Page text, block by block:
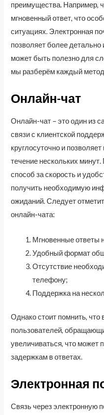
преимущества. Например,
мгновенный ответ, что
ситуациях. Электронная
позволяет более
может быть полезно для
мы разберём каждый
Онлайн-чат
Онлайн-чат – это один из
связи с клиентской
круглосуточно и
течение нескольких
способ за скорость и
получить необходимую
ожиданий. Следует
онлайн-чата:
Мгновенные ответы
Удобный формат
Отсутствие
телефону;
Поддержка на
Однако стоит помнить,
пользователей,
увеличиваться, что может
задержкам в ответах.
Электронная
Связь через электронную